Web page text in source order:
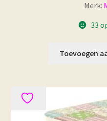
Merk:
33
Toevoegen